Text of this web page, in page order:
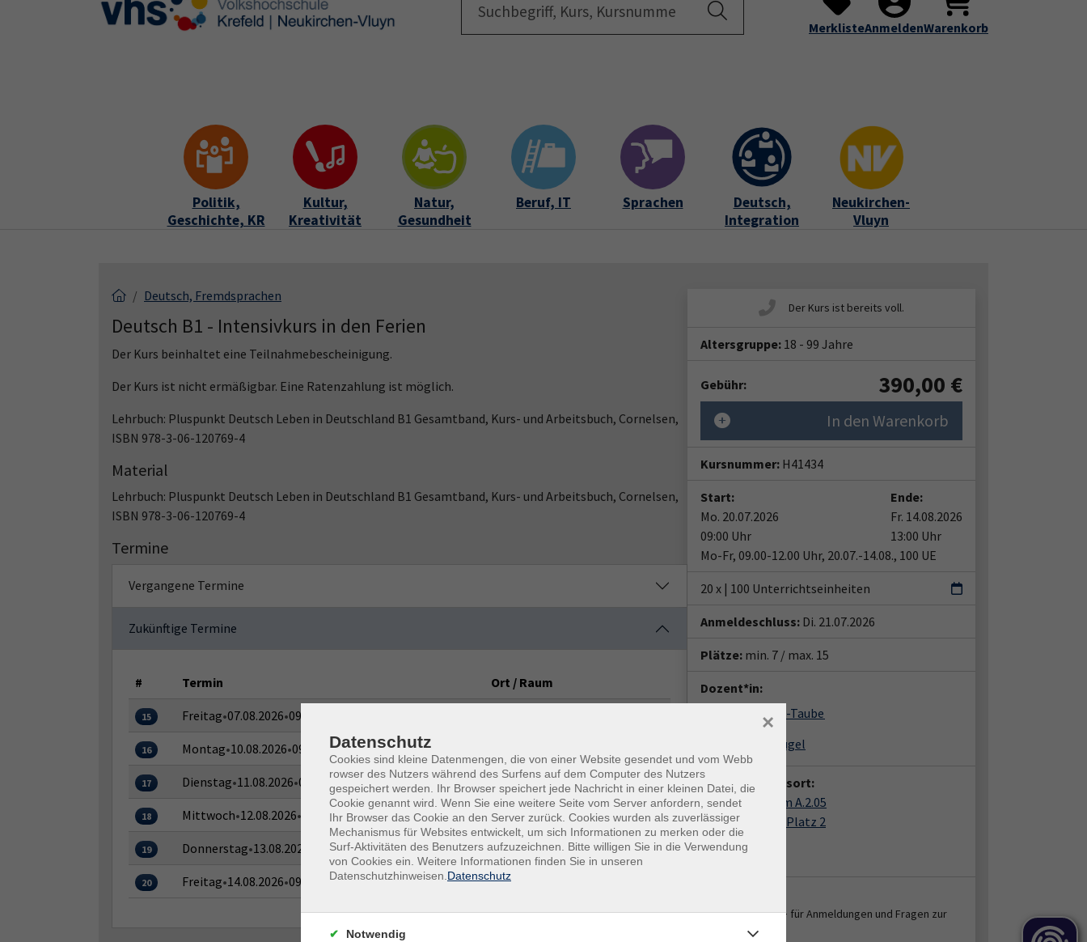
Skip to main content
Skip to page footer Startseite Submenu for "Programm"
Über uns Submenu for "Über uns"
Service Submenu for
MerklisteAnmeldenWarenkorb
Politik,
Geschichte, KR
Kultur,
Kreativität
Natur,
Gesundheit
Beruf, IT Sprachen
Deutsch,
Integration
Neukirchen-
Vluyn
Deutsch, Fremdsprachen
Deutsch B1 - Intensivkurs in den Ferien
Der Kurs beinhaltet eine Teilnahmebescheinigung.
Der Kurs ist nicht ermäßigbar. Eine Ratenzahlung ist möglich.
Lehrbuch: Pluspunkt Deutsch Leben in Deutschland B1 Gesamtband, Kurs- und Arbeitsbuch, Cornelsen,
ISBN 978-3-06-120769-4
Material
Lehrbuch: Pluspunkt Deutsch Leben in Deutschland B1 Gesamtband, Kurs- und Arbeitsbuch, Cornelsen,
ISBN 978-3-06-120769-4
Termine
Vergangene Termine
Zukünftige Termine
# Termin Ort / Raum
15 Freitag•07.08.2026•09:00–13:00 Uhr
16 Montag•10.08.2026•09:00–13:00 Uhr
17 Dienstag•11.08.2026•09:00–13:00 Uhr VHS-Haus, Raum A.2.05
18 Mittwoch•12.08.2026• 09:00–13:00 Uhr VHS-Haus, Raum A.2.05
19 Donnerstag•13.08.2026 09:00–13:00 Uhr VHS-Haus, Raum A.2.05
20 Freitag•14.08.2026•09:00–13:00 Uhr VHS-Haus, Raum A.2.05
Altersgruppe: 18 - 99 Jahre
Gebühr: 390,00 €
In den Warenkorb
Kursnummer: H41434
Start:
Mo. 20.07.2026
09:00 Uhr
Ende:
Fr. 14.08.2026
13:00 Uhr
Mo-Fr, 09.00-12.00 Uhr, 20.07.-14.08., 100 UE
20 x | 100 Unterrichtseinheiten
Anmeldeschluss: Di. 21.07.2026
Plätze: min. 7 / max. 15
Dozent*in:
Annette Möller-Taube
Heike Vinkenflügel
Veranstaltungsort:
VHS-Haus, Raum A.2.05
Von-der-Leyen-Platz 2
47798 Krefeld
Kundenservice - für Anmeldungen und Fragen zur
Datenschutz
Cookies sind kleine Datenmengen, die von einer Website gesendet und vom Webb
rowser des Nutzers während des Surfens auf dem Computer des Nutzers
gespeichert werden. Ihr Browser speichert jede Nachricht in einer kleinen Datei, die
Cookie genannt wird. Wenn Sie eine weitere Seite vom Server anfordern, sendet
Ihr Browser das Cookie an den Server zurück. Cookies wurden als zuverlässiger
Mechanismus für Websites entwickelt, um sich Informationen zu merken oder die
Surf-Aktivitäten des Benutzers aufzuzeichnen. Bitte willigen Sie in die Verwendung
von Cookies ein. Weitere Informationen finden Sie in unseren
Datenschutzhinweisen. Datenschutz
×
Notwendig